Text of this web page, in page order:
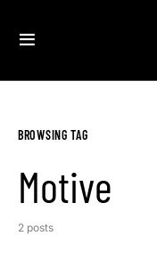
BROWSING TAG
Motive
2 posts